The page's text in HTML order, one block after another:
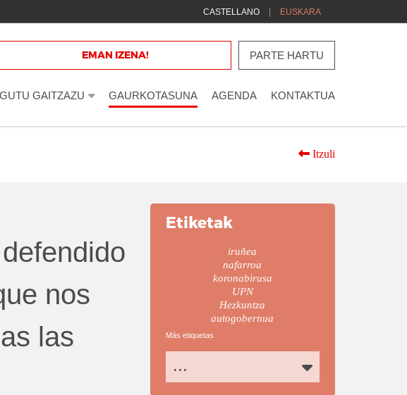
CASTELLANO EUSKARA
EMAN IZENA!
Eman izena gure zerrendan PARTE HARTU
GAITZAZU GAURKOTASUNA AGENDA KONTAKTUA
Itzuli
nos
las
Etiketak
iruñea
nafarroa
koronabirusa
UPN
Hezkuntza
autogobernua
Más etiquetas
...